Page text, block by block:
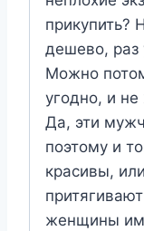
прикупить?
дешево, раз
Можно
угодно, и
Да, эти
поэтому и
красивы,
женщины